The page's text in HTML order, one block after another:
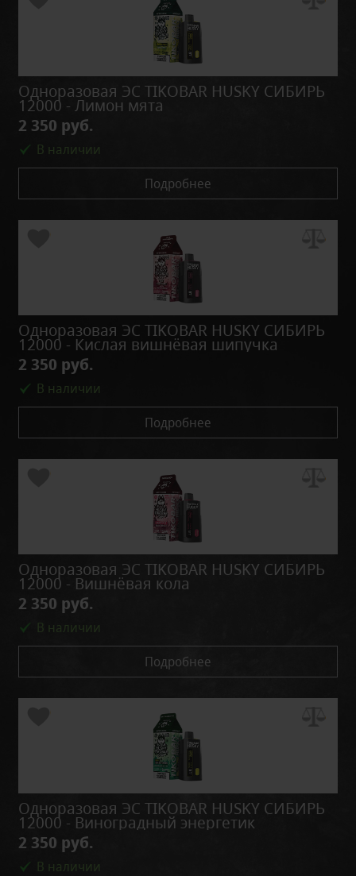
Одноразовая ЭС TIKOBAR HUSKY СИБИРЬ
12000 - Лимон мята
2 350 руб.
В наличии
Подробнее
Одноразовая ЭС TIKOBAR HUSKY СИБИРЬ
12000 - Кислая вишнёвая шипучка
2 350 руб.
В наличии
Подробнее
Одноразовая ЭС TIKOBAR HUSKY СИБИРЬ
12000 - Вишнёвая кола
2 350 руб.
В наличии
Подробнее
Одноразовая ЭС TIKOBAR HUSKY СИБИРЬ
12000 - Виноградный энергетик
2 350 руб.
В наличии